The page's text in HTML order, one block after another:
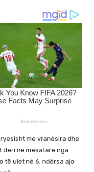
me vranësira dhe
deri në mesatare nga
të ulet në 6, ndërsa ajo